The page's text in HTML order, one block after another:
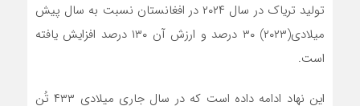
تولید تریاک در سال ۲۰۲۴ در افغانستان نسبت به سال پیش
میلادی(۲۰۲۳) ۳۰ درصد و ارزش آن ۱۳۰ درصد افزایش یافته
است.
این نهاد ادامه داده است که در سال جاری میلادی ۴۳۳ تُن